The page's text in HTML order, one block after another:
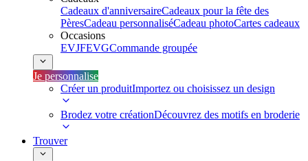
Cadeaux d'anniversaireCadeaux pour la fête des
PèresCadeau personnaliséCadeau photoCartes cadeaux
Occasions
EVJFEVGCommande groupée
Je personnalise
Créer un produitImportez ou choisissez un design
Brodez votre créationDécouvrez des motifs en broderie
Trouver